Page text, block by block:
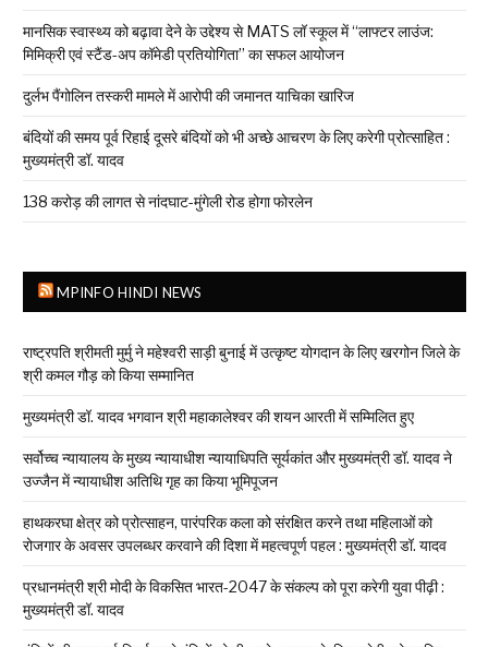
मानसिक स्वास्थ्य को बढ़ावा देने के उद्देश्य से MATS लॉ स्कूल में “लाफ्टर लाउंज:
मिमिक्री एवं स्टैंड-अप कॉमेडी प्रतियोगिता” का सफल आयोजन
दुर्लभ पैंगोलिन तस्करी मामले में आरोपी की जमानत याचिका खारिज
बंदियों की समय पूर्व रिहाई दूसरे बंदियों को भी अच्छे आचरण के लिए करेगी प्रोत्साहित :
मुख्यमंत्री डॉ. यादव
138 करोड़ की लागत से नांदघाट-मुंगेली रोड होगा फोरलेन
MPINFO HINDI NEWS
राष्ट्रपति श्रीमती मुर्मु ने महेश्वरी साड़ी बुनाई में उत्कृष्ट योगदान के लिए खरगोन जिले के
श्री कमल गौड़ को किया सम्मानित
मुख्यमंत्री डॉ. यादव भगवान श्री महाकालेश्‍वर की शयन आरती में सम्मिलित हुए
सर्वोच्च न्यायालय के मुख्‍य न्‍यायाधीश न्यायाधिपति सूर्यकांत और मुख्यमंत्री डॉ. यादव ने
उज्जैन में न्यायाधीश अतिथि गृह का किया भूमिपूजन
हाथकरघा क्षेत्र को प्रोत्साहन, पारंपरिक कला को संरक्षित करने तथा महिलाओं को
रोजगार के अवसर उपलब्धर करवाने की दिशा में महत्वपूर्ण पहल : मुख्यमंत्री डॉ. यादव
प्रधानमंत्री श्री मोदी के विकसित भारत-2047 के संकल्प को पूरा करेगी युवा पीढ़ी :
मुख्यमंत्री डॉ. यादव